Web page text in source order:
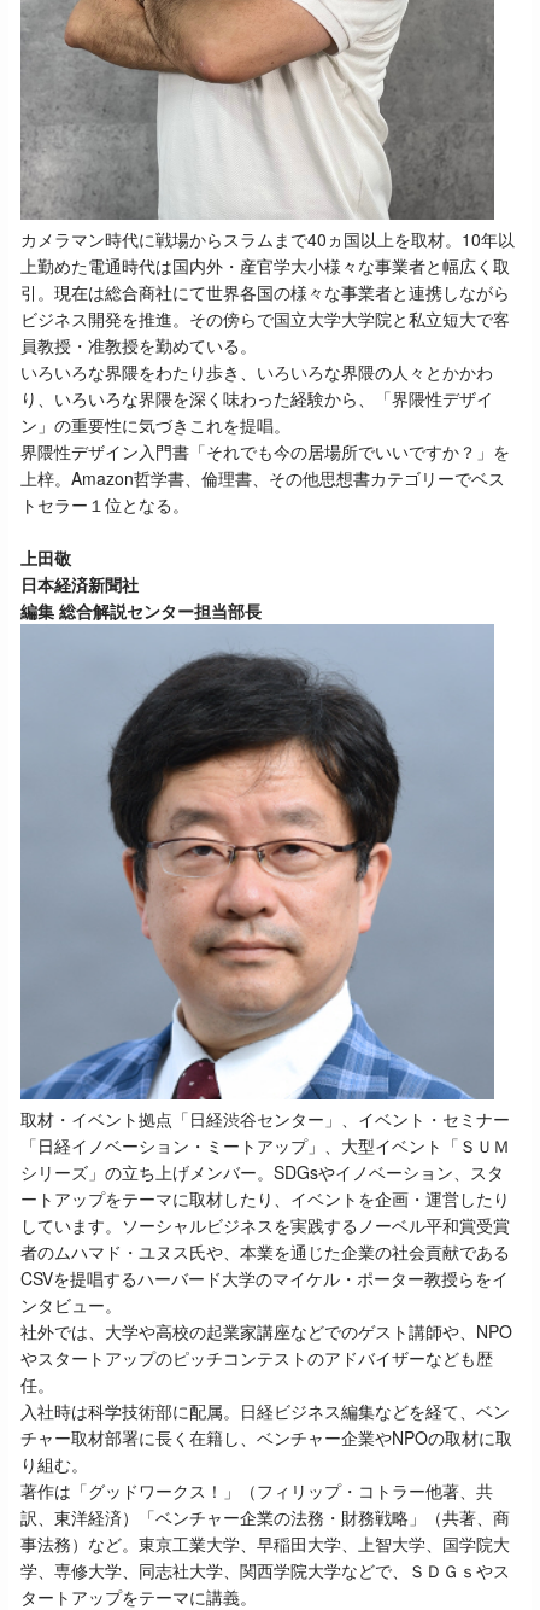
カメラマン時代に戦場からスラムまで40ヵ国以上を取材。10年以
上勤めた電通時代は国内外・産官学大小様々な事業者と幅広く取
引。現在は総合商社にて世界各国の様々な事業者と連携しながら
ビジネス開発を推進。その傍らで国立大学大学院と私立短大で客
員教授・准教授を勤めている。
いろいろな界隈をわたり歩き、いろいろな界隈の人々とかかわ
り、いろいろな界隈を深く味わった経験から、「界隈性デザイ
ン」の重要性に気づきこれを提唱。
界隈性デザイン入門書「それでも今の居場所でいいですか？」を
上梓。Amazon哲学書、倫理書、その他思想書カテゴリーでベス
トセラー１位となる。
上田敬
日本経済新聞社
編集 総合解説センター担当部長
取材・イベント拠点「日経渋谷センター」、イベント・セミナー
「日経イノベーション・ミートアップ」、大型イベント「ＳＵＭ
シリーズ」の立ち上げメンバー。SDGsやイノベーション、スタ
ートアップをテーマに取材したり、イベントを企画・運営したり
しています。ソーシャルビジネスを実践するノーベル平和賞受賞
者のムハマド・ユヌス氏や、本業を通じた企業の社会貢献である
CSVを提唱するハーバード大学のマイケル・ポーター教授らをイ
ンタビュー。
社外では、大学や高校の起業家講座などでのゲスト講師や、NPO
やスタートアップのピッチコンテストのアドバイザーなども歴
任。
入社時は科学技術部に配属。日経ビジネス編集などを経て、ベン
チャー取材部署に長く在籍し、ベンチャー企業やNPOの取材に取
り組む。
著作は「グッドワークス！」（フィリップ・コトラー他著、共
訳、東洋経済）「ベンチャー企業の法務・財務戦略」（共著、商
事法務）など。東京工業大学、早稲田大学、上智大学、国学院大
学、専修大学、同志社大学、関西学院大学などで、ＳＤＧｓやス
タートアップをテーマに講義。